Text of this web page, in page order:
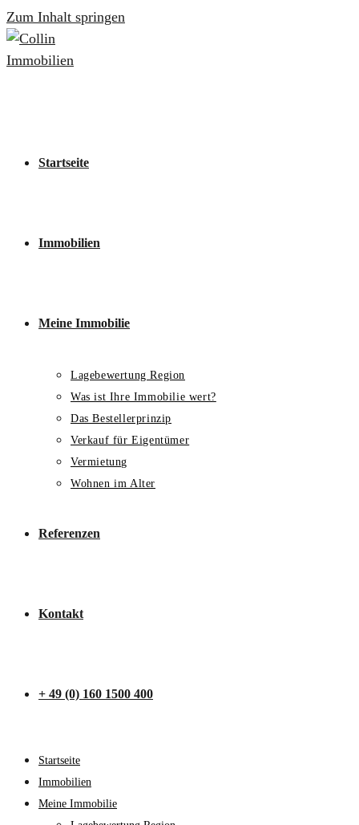
Zum Inhalt springen
Startseite
Immobilien
Meine Immobilie
Lagebewertung Region
Was ist Ihre Immobilie wert?
Das Bestellerprinzip
Verkauf für Eigentümer
Vermietung
Wohnen im Alter
Referenzen
Kontakt
+ 49 (0) 160 1500 400
Startseite
Immobilien
Meine Immobilie